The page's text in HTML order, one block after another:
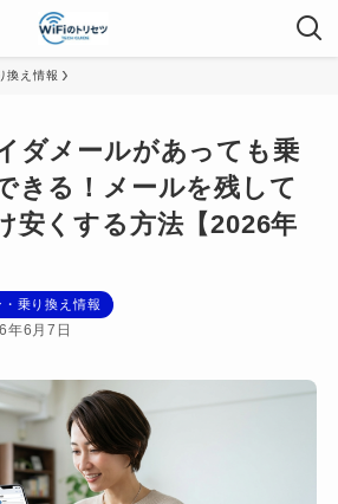
換え情報
ダメールがあっても乗
きる！メールを残して
安くする方法【2026年
乗り換え情報
年6月7日